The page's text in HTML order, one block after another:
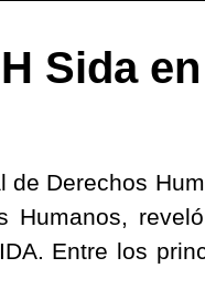
Sida
Derechos
Entre los